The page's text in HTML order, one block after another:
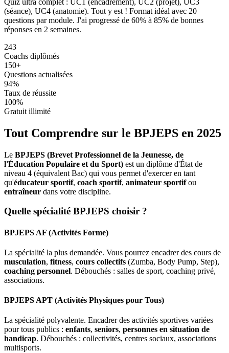
(séance), UC4 (anatomie). Tout y est ! Format idéal avec 20
questions par module. J'ai progressé de 60% à 85% de bonnes
réponses en 2 semaines.
243
Coachs diplômés
150+
Questions actualisées
94%
Taux de réussite
100%
Gratuit illimité
Tout Comprendre sur le BPJEPS en 2025
Le BPJEPS (Brevet Professionnel de la Jeunesse, de
l'Éducation Populaire et du Sport) est un diplôme d'État de
niveau 4 (équivalent Bac) qui vous permet d'exercer en tant
qu'éducateur sportif, coach sportif, animateur sportifou
entraîneur dans votre discipline.
Quelle spécialité BPJEPS choisir ?
BPJEPS AF (Activités Forme)
La spécialité la plus demandée. Vous pourrez encadrer des cours de
musculation, fitness, cours collectifs (Zumba, Body Pump, Step),
coaching personnel. Débouchés : salles de sport, coaching privé,
associations.
BPJEPS APT (Activités Physiques pour Tous)
La spécialité polyvalente. Encadrer des activités sportives variées
pour tous publics : enfants, seniors, personnes en situation de
handicap. Débouchés : collectivités, centres sociaux, associations
multisports.